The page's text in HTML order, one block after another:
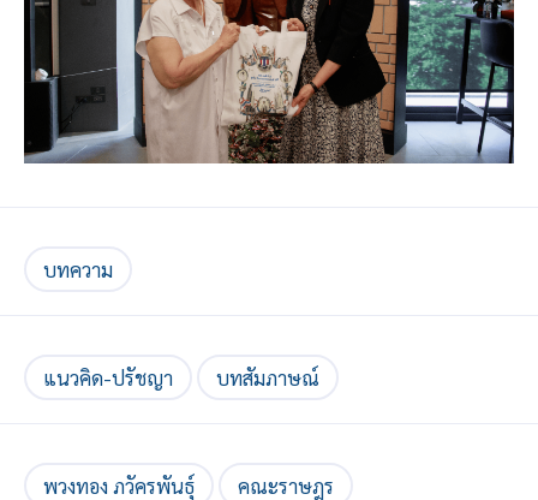
บทความ
แนวคิด-ปรัชญา บทสัมภาษณ์
พวงทอง ภวัครพันธุ์
คณะราษฎร